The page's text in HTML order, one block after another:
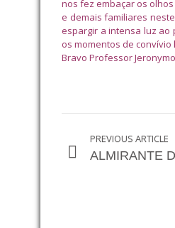
nos fez embaçar os
e demais familiares
espargir a intensa luz ao
os momentos de
Bravo Professor
PREVIOUS ARTICLE
ALMIRANTE